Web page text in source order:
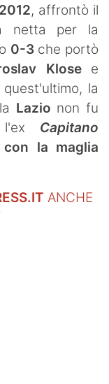
, affrontò il
netta per la
0-3che portò
Klosee
la
Lazio non fu
l'ex Capitano
la maglia
ANCHE